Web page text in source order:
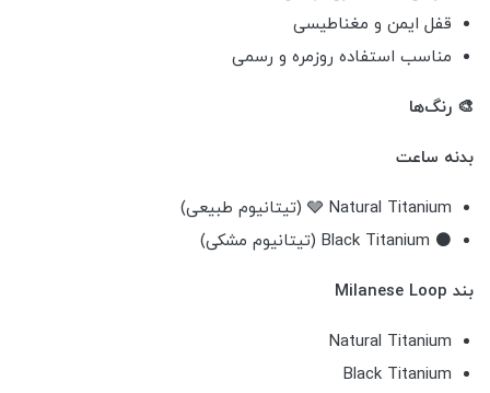
قفل ایمن و مغناطیسی
مناسب استفاده روزمره و رسمی
🎨 رنگ‌ها
بدنه ساعت
🩶 Natural Titanium (تیتانیوم طبیعی)
⚫ Black Titanium (تیتانیوم مشکی)
بند Milanese Loop
Natural Titanium
Black Titanium